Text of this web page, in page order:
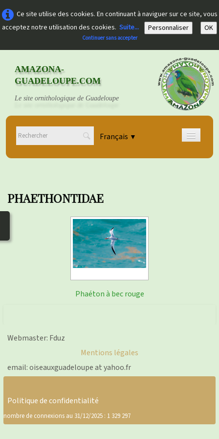
Ce site utilise des cookies. En continuant à naviguer sur ce site, vous
acceptez notre utilisation des cookies. Suite... Personnaliser OK
Continuer sans accepter
AMAZONA-
GUADELOUPE.COM
Le site ornithologique de Guadeloupe
Français ▼
Accueil
Documents▼
▼
PHAETHONTIDAE
Phaéton à bec rouge
Webmaster: Fduz
Mentions légales
email: oiseauxguadeloupe at yahoo.fr
Politique de confidentialité
nombre de connexions au 31/12/2025 : 1 329 297